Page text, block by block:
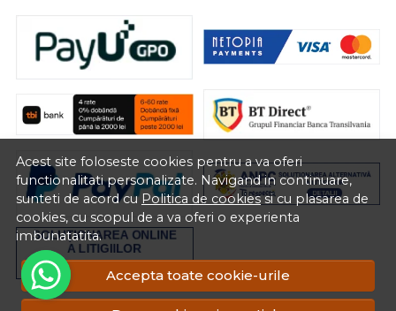
Acest site foloseste cookies pentru a va oferi
functionalitati personalizate. Navigand in continuare,
sunteti de acord cu Politica de cookiessi cu plasarea de
cookies, cu scopul de a va oferi o experienta
imbunatatita.
Accepta toate cookie-urile